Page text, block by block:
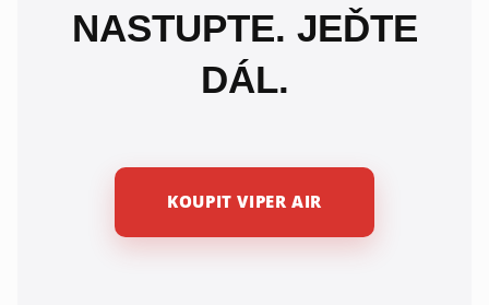
NASTUPTE. JEĎTE
DÁL.
KOUPIT VIPER AIR